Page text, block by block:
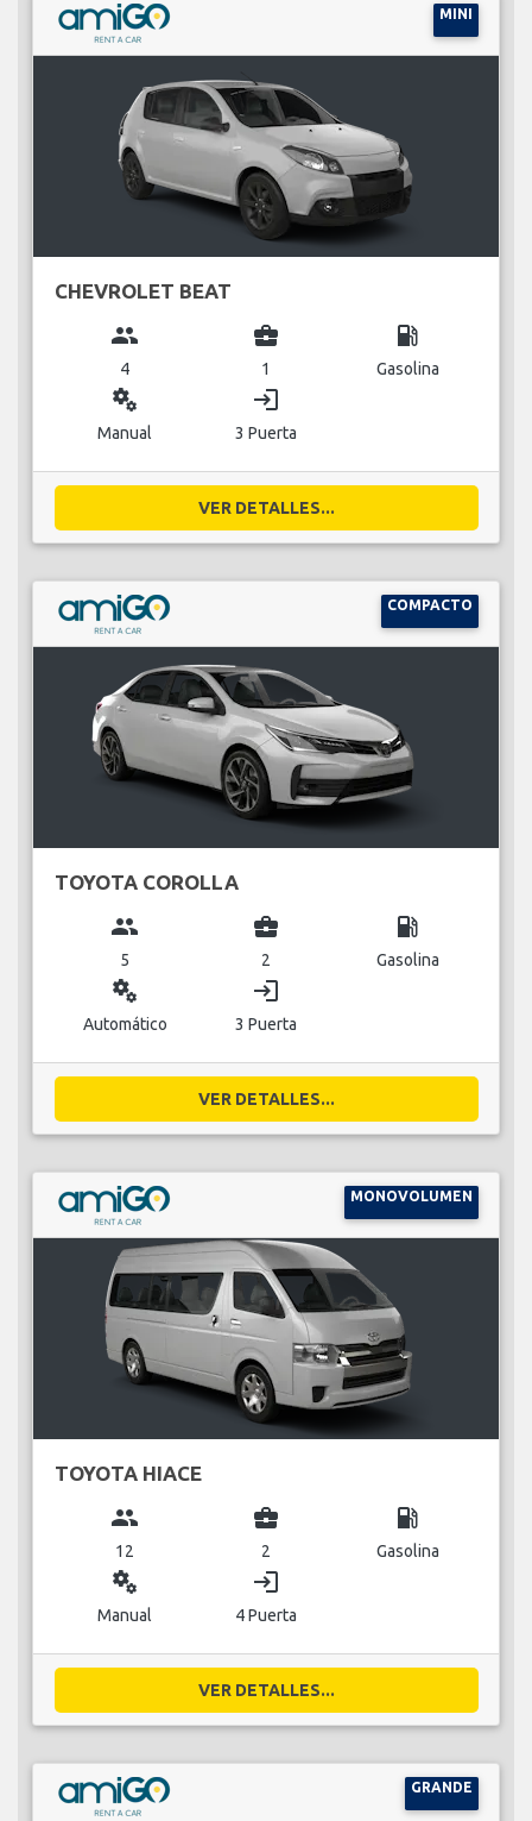
MINI
CHEVROLET BEAT
group
4
business_center
1
local_gas_station
Gasolina
miscellaneous_services
Manual
login
3 Puerta
VER DETALLES...
COMPACTO
TOYOTA COROLLA
group
5
business_center
2
local_gas_station
Gasolina
miscellaneous_services
Automático
login
3 Puerta
VER DETALLES...
MONOVOLUMEN
TOYOTA HIACE
group
12
business_center
2
local_gas_station
Gasolina
miscellaneous_services
Manual
login
4 Puerta
VER DETALLES...
GRANDE